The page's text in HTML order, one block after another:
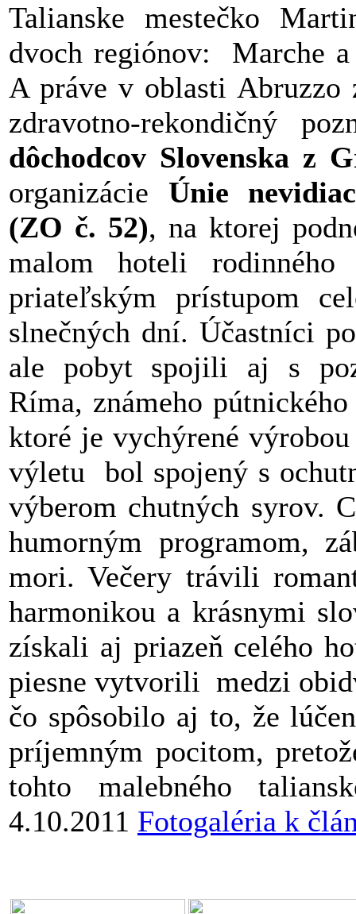
Talianske mestečko
dvoch regiónov: Marche
A práve v oblasti Abruzzo
zdravotno-rekondičný
dôchodcov Slovenska z
organizácie Únie
(ZO č. 52), na ktorej
malom hoteli
priateľským prístupom
slnečných dní. Účastníci
ale pobyt spojili aj s
Ríma, známeho
ktoré je vychýrené
výletu bol spojený s
výberom chutných syrov.
humorným programom,
mori. Večery trávili
harmonikou a krásnymi
získali aj priazeň celého
piesne vytvorili medzi
čo spôsobilo aj to, že
príjemným pocitom,
tohto malebného
4.10.2011 Fotogaléria k